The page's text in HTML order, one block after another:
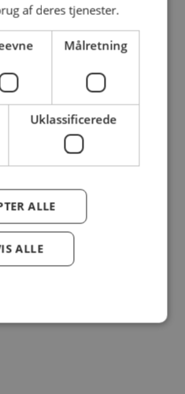
All rights reserved
af deres tjenester.
Målretning
Uklassificerede
ALLE
ALLE